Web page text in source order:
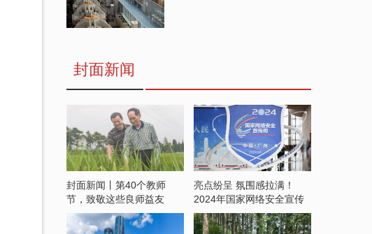
封面新闻
封面新闻丨第40个教师
节，致敬这些良师益友
亮点纷呈 氛围感拉满！
2024年国家网络安全宣传
周开启